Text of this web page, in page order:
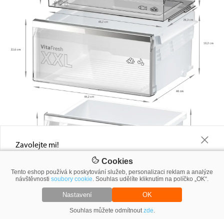
Cookies
Tento eshop používá k poskytování služeb, personalizaci reklam a analýze
návštěvnosti soubory cookie. Souhlas udělíte kliknutím na políčko „OK“.
Nastavení OK
Souhlas můžete odmítnoutzde.
Výši slevy vám sdělíme do 60 minut.
Zavolejte mi! +
Napište nám telefonní číslo a do 5-ti minut Vám řekneme, jakou slevu
Vám můžeme nabídnout